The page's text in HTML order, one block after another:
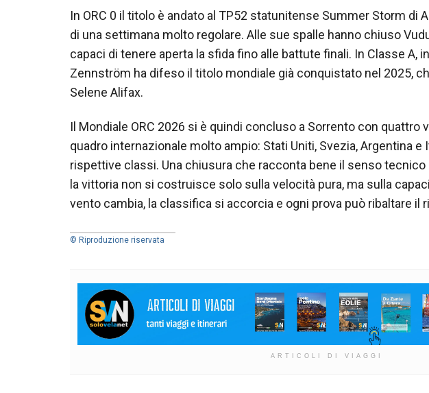
In ORC 0 il titolo è andato al TP52 statunitense Summer Storm di
di una settimana molto regolare. Alle sue spalle hanno chiuso
capaci di tenere aperta la sfida fino alle battute finali. In Classe A,
Zennström ha difeso il titolo mondiale già conquistato nel 2025,
Selene Alifax.
Il Mondiale ORC 2026 si è quindi concluso a Sorrento con quattro
quadro internazionale molto ampio: Stati Uniti, Svezia, Argentina e
rispettive classi. Una chiusura che racconta bene il senso
la vittoria non si costruisce solo sulla velocità pura, ma sulla
vento cambia, la classifica si accorcia e ogni prova può ribaltare il
© Riproduzione riservata
ARTICOLI DI VIAGGI